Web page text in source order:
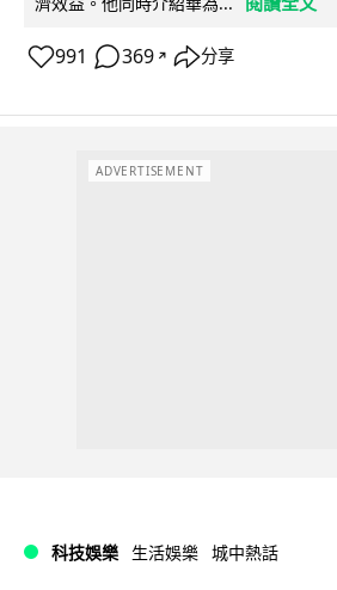
991 369 ↗ 分享
ADVERTISEMENT
科技娛樂 生活娛樂 城中熱話